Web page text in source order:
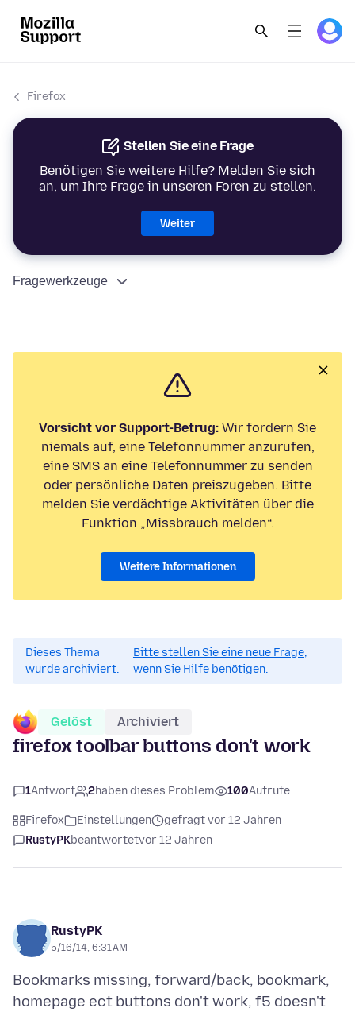
Firefox
Stellen Sie eine Frage
Benötigen Sie weitere Hilfe? Melden Sie sich
an, um Ihre Frage in unseren Foren zu stellen.
Weiter
Fragewerkzeuge
Vorsicht vor Support-Betrug: Wir fordern Sie
niemals auf, eine Telefonnummer anzurufen,
eine SMS an eine Telefonnummer zu senden
oder persönliche Daten preiszugeben. Bitte
melden Sie verdächtige Aktivitäten über die
Funktion „Missbrauch melden“.
Weitere Informationen
Dieses Thema
wurde archiviert.
Bitte stellen Sie eine neue Frage,
wenn Sie Hilfe benötigen.
Gelöst Archiviert
firefox toolbar buttons don't work
1Antwort 2haben dieses Problem 100Aufrufe
Firefox Einstellungen
gefragt vor 12 Jahren
RustyPKbeantwortetvor 12 Jahren
RustyPK
5/16/14, 6:31 AM
Bookmarks missing, forward/back, bookmark,
homepage ect buttons don't work, f5 doesn't